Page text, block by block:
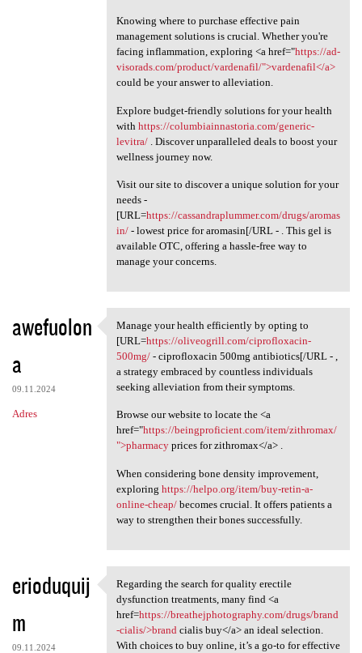
Knowing where to purchase effective pain
management solutions is crucial. Whether you're
facing inflammation, exploring <a href="https://ad-
visorads.com/product/vardenafil/">vardenafil</a>
could be your answer to alleviation.
Explore budget-friendly solutions for your health
with https://columbiainnastoria.com/generic-
levitra/. Discover unparalleled deals to boost your
wellness journey now.
Visit our site to discover a unique solution for your
needs -
[URL=https://cassandraplummer.com/drugs/aromas
in/- lowest price for aromasin[/URL - . This gel is
available OTC, offering a hassle-free way to
manage your concerns.
awefuolon
a
09.11.2024
Adres
Manage your health
Manage your health efficiently by opting to
[URL=https://oliveogrill.com/ciprofloxacin-
500mg/- ciprofloxacin 500mg antibiotics[/URL - ,
a strategy embraced by countless individuals
seeking alleviation from their symptoms.
Browse our website to locate the <a
href="https://beingproficient.com/item/zithromax/
">pharmacyprices for zithromax</a> .
When considering bone density improvement,
exploring https://helpo.org/item/buy-retin-a-
online-cheap/becomes crucial. It offers patients a
way to strengthen their bones successfully.
erioduquij
m
09.11.2024
Regarding the search for
Regarding the search for quality erectile
dysfunction treatments, many find <a
href=https://breathejphotography.com/drugs/brand
-cialis/>brand cialis buy</a> an ideal selection.
With choices to buy online, it’s a go-to for effective